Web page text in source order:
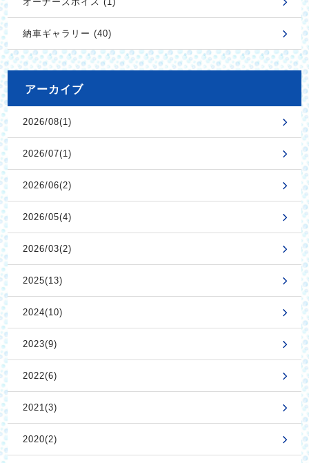
納車ギャラリー (40)
アーカイブ
2026/08(1)
2026/07(1)
2026/06(2)
2026/05(4)
2026/03(2)
2025(13)
2024(10)
2023(9)
2022(6)
2021(3)
2020(2)